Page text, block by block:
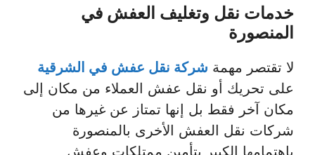
خدمات نقل وتغليف العفش في
المنصورة
لا تقتصر مهمة شركة نقل عفش في الشرقية
على تحريك أو نقل عفش العملاء من مكان إلى
مكان آخر فقط بل إنها تمتاز عن غيرها من
شركات نقل العفش الأخرى بالمنصورة
باهتمامها الكبير بتأمين ممتلكات وعفش